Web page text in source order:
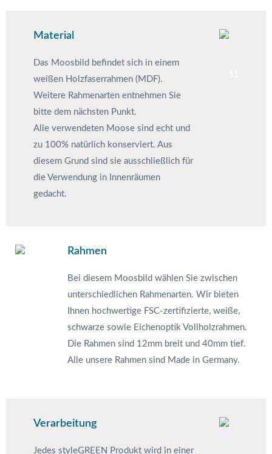
Material
Das Moosbild befindet sich in einem
weißen Holzfaserrahmen (MDF).
Weitere Rahmenarten entnehmen Sie
bitte dem nächsten Punkt.
Alle verwendeten Moose sind echt und
zu 100% natürlich konserviert. Aus
diesem Grund sind sie ausschließlich für
die Verwendung in Innenräumen
gedacht.
Rahmen
Bei diesem Moosbild wählen Sie zwischen
unterschiedlichen Rahmenarten. Wir bieten
Ihnen hochwertige FSC-zertifizierte, weiße,
schwarze sowie Eichenoptik Vollholzrahmen.
Die Rahmen sind 12mm breit und 40mm tief.
Alle unsere Rahmen sind Made in Germany.
Verarbeitung
Jedes styleGREEN Produkt wird in einer